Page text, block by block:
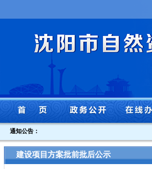
通知公告：
建设项目方案批前批后公示